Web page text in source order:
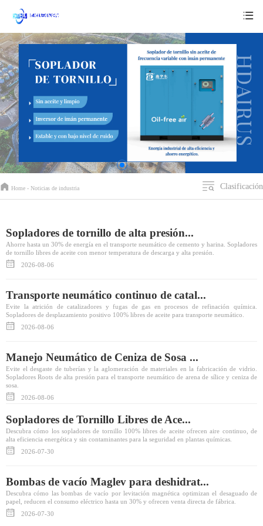
Home - Noticias de industria Clasificación
Sopladores de tornillo de alta presión...
Ahorre hasta un 30% de energía en el transporte neumático de cemento y harina. Sopladores
de tornillo libres de aceite con menor temperatura de descarga y alta presión.
2026-08-06
Transporte neumático continuo de catal...
Evite la atrición de catalizadores y fugas de gas en procesos de refinación química.
Sopladores de desplazamiento positivo 100% libres de aceite para transporte neumático.
2026-08-06
Manejo Neumático de Ceniza de Sosa ...
Evite el desgaste de tuberías y la aglomeración de materiales en la fabricación de vidrio.
Sopladores Roots de alta presión para el transporte neumático de arena de sílice y ceniza de
sosa.
2026-08-06
Sopladores de Tornillo Libres de Ace...
Descubra cómo los sopladores de tornillo 100% libres de aceite ofrecen aire continuo, de
alta eficiencia energética y sin contaminantes para la seguridad en plantas químicas.
2026-07-30
Bombas de vacío Maglev para deshidrat...
Descubra cómo las bombas de vacío por levitación magnética optimizan el desaguado de
papel, reducen el consumo eléctrico hasta un 30% y ofrecen venta directa de fábrica.
2026-07-30